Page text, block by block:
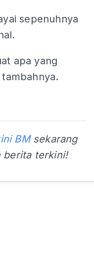
sepenuhnya
apa yang
BMsekarang
berita terkini!